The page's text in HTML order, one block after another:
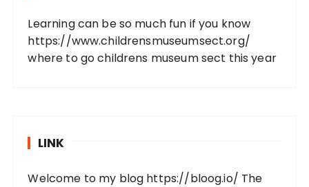
Learning can be so much fun if you know
https://www.childrensmuseumsect.org/
where to go childrens museum sect this year
LINK
Welcome to my blog https://bloog.io/ The